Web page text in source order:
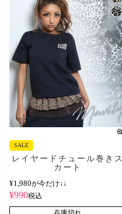
SALE
レイヤードチュール巻きス
カート
¥1,980が今だけ↓↓
¥990税込